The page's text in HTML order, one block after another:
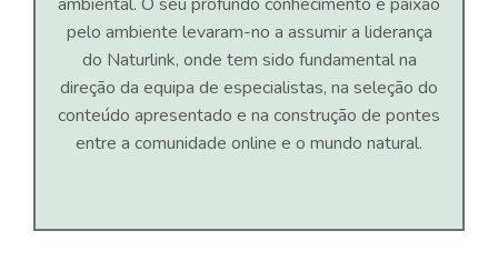
pelo ambiente levaram-no a assumir a liderança
do Naturlink, onde tem sido fundamental na
direção da equipa de especialistas, na seleção do
conteúdo apresentado e na construção de pontes
entre a comunidade online e o mundo natural.